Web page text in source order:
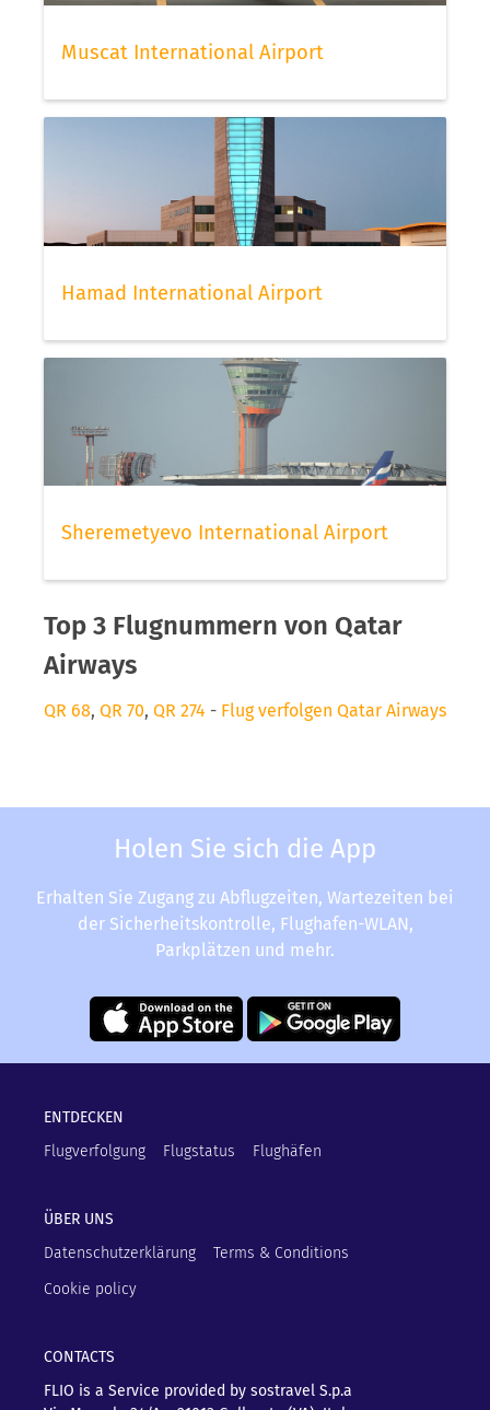
Muscat International Airport
Hamad International Airport
Sheremetyevo International Airport
Top 3 Flugnummern von Qatar
Airways
QR 68, QR 70, QR 274 - Flug verfolgen Qatar Airways
Holen Sie sich die App
Erhalten Sie Zugang zu Abflugzeiten, Wartezeiten bei
der Sicherheitskontrolle, Flughafen-WLAN,
Parkplätzen und mehr.
ENTDECKEN
Flugverfolgung
Flugstatus Flughäfen
ÜBER UNS
Datenschutzerklärung
Terms & Conditions
Cookie policy
CONTACTS
FLIO is a Service provided by sostravel S.p.a